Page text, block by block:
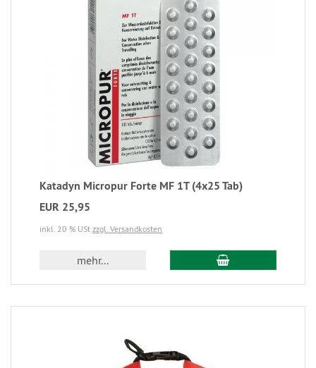
Katadyn Micropur Forte MF 1T (4x25 Tab)
EUR 25,95
inkl. 20 % USt zzgl. Versandkosten
mehr...